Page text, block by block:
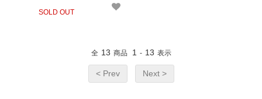
SOLD OUT
全 13 商品 1 - 13 表示
< Prev Next >